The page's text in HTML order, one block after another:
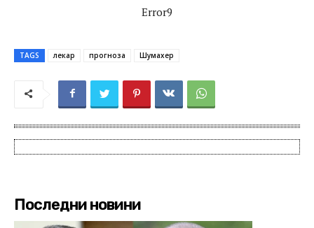
Error9
TAGS лекар прогноза Шумахер
Последни новини